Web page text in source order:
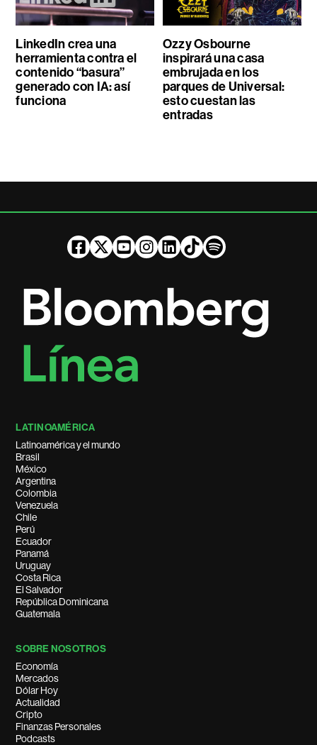
LinkedIn crea una
herramienta contra el
contenido “basura”
generado con IA: así
funciona
Ozzy Osbourne
inspirará una casa
embrujada en los
parques de Universal:
esto cuestan las
entradas
LATINOAMÉRICA
Latinoamérica y el mundo
Brasil
México
Argentina
Colombia
Venezuela
Chile
Perú
Ecuador
Panamá
Uruguay
Costa Rica
El Salvador
República Dominicana
Guatemala
SOBRE NOSOTROS
Economía
Mercados
Dólar Hoy
Actualidad
Cripto
Finanzas Personales
Podcasts